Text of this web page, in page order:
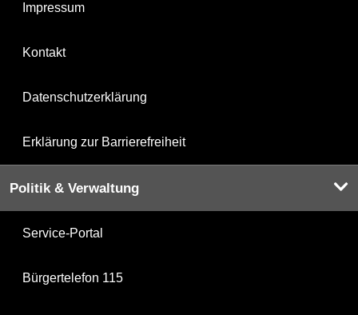
Impressum
Kontakt
Datenschutzerklärung
Erklärung zur Barrierefreiheit
Politik & Verwaltung
Service-Portal
Bürgertelefon 115